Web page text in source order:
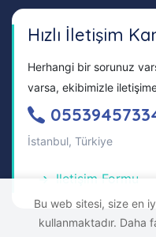
Bu web sitesi, size en
kullanmaktadır. Daha
Hızlı İletişim
Herhangi bir sorunuz
varsa, ekibimizle
İstanbul, Türkiye
Iletişim Formu